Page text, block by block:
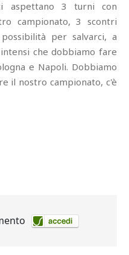
aspettano 3 turni con
campionato, 3 scontri
per salvarci, a
che dobbiamo fare
e Napoli. Dobbiamo
il nostro campionato, c'è